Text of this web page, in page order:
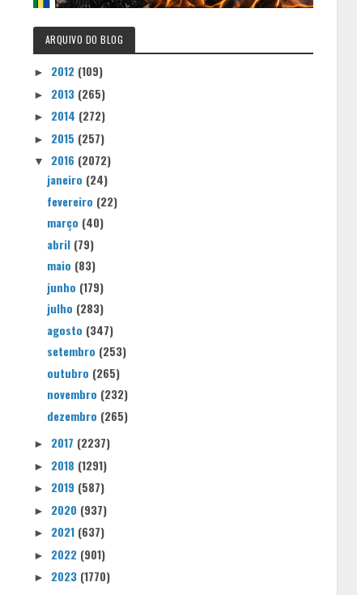
ARQUIVO DO BLOG
► 2012 (109)
► 2013 (265)
► 2014 (272)
► 2015 (257)
▼ 2016 (2072)
janeiro (24)
fevereiro (22)
março (40)
abril (79)
maio (83)
junho (179)
julho (283)
agosto (347)
setembro (253)
outubro (265)
novembro (232)
dezembro (265)
► 2017 (2237)
► 2018 (1291)
► 2019 (587)
► 2020 (937)
► 2021 (637)
► 2022 (901)
► 2023 (1770)